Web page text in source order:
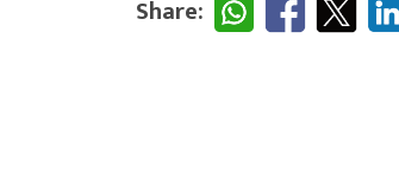
Share: